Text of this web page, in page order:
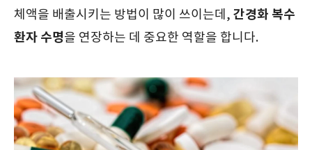
체액을 배출시키는 방법이 많이 쓰이는데, 간경화 복수
환자 수명을 연장하는 데 중요한 역할을 합니다.